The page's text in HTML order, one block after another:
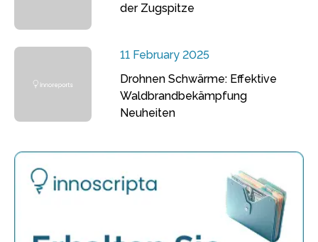
der Zugspitze
11 February 2025
Drohnen Schwärme: Effektive
Waldbrandbekämpfung
Neuheiten